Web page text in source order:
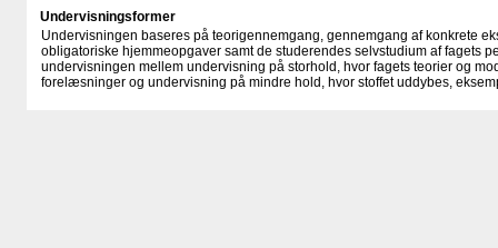
Undervisningsformer
Undervisningen baseres på teorigennemgang, gennemgang af konkrete
obligatoriske hjemmeopgaver samt de studerendes selvstudium af fagets
undervisningen mellem undervisning på storhold, hvor fagets teorier og
forelæsninger og undervisning på mindre hold, hvor stoffet uddybes,